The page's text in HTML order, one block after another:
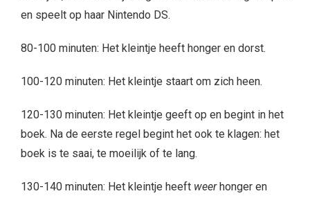
en speelt op haar Nintendo DS.
80-100 minuten: Het kleintje heeft honger en dorst.
100-120 minuten: Het kleintje staart om zich heen.
120-130 minuten: Het kleintje geeft op en begint in het
boek. Na de eerste regel begint het ook te klagen: het
boek is te saai, te moeilijk of te lang.
130-140 minuten: Het kleintje heeft weerhonger en